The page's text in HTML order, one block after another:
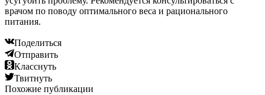
врачом по поводу оптимального веса и рационального
питания.
Поделиться
Отправить
Класснуть
Твитнуть
Похожие публикации